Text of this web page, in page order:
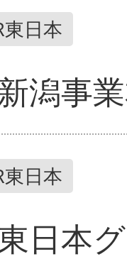
東日本
潟事
東日本
日本